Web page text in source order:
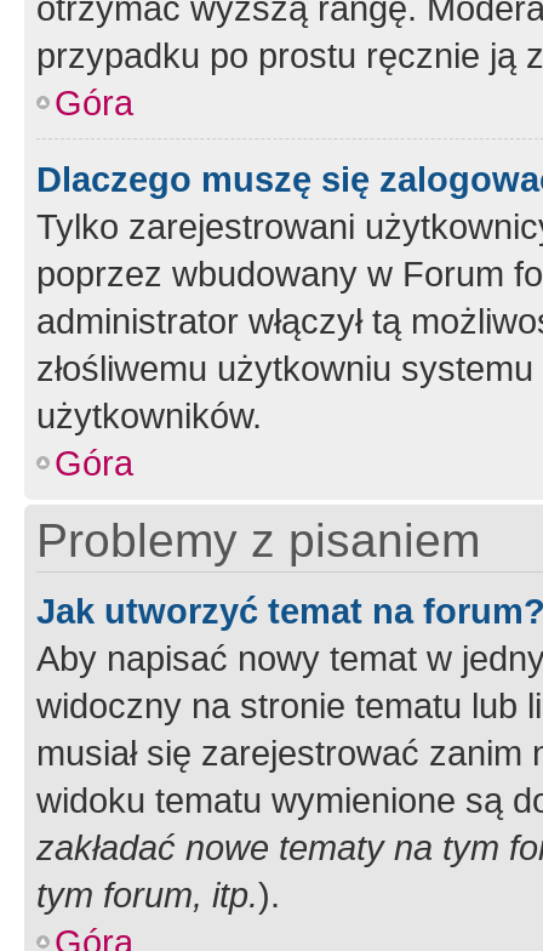
przypadku po prostu ręcznie ją
Góra
Dlaczego muszę się
Tylko zarejestrowani
poprzez wbudowany w Forum
administrator włączył tą
złośliwemu użytkowniu
użytkowników.
Góra
Problemy z pisaniem
Jak utworzyć temat na
Aby napisać nowy temat w
widoczny na stronie tematu lub
musiał się zarejestrować
widoku tematu wymienione są
zakładać nowe tematy na tym
tym forum, itp.).
Góra